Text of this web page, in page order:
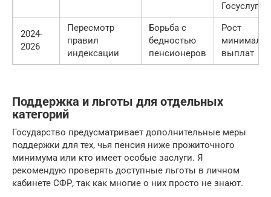
Госуслуги
2024-
2026
Пересмотр
правил
индексации
Борьба с
бедностью
пенсионеров
Рост
выплат
Поддержка и льготы для отдельных
категорий
Государство предусматривает дополнительные меры
поддержки для тех, чья пенсия ниже прожиточного
минимума или кто имеет особые заслуги. Я
рекомендую проверять доступные льготы в личном
кабинете СФР, так как многие о них просто не знают.